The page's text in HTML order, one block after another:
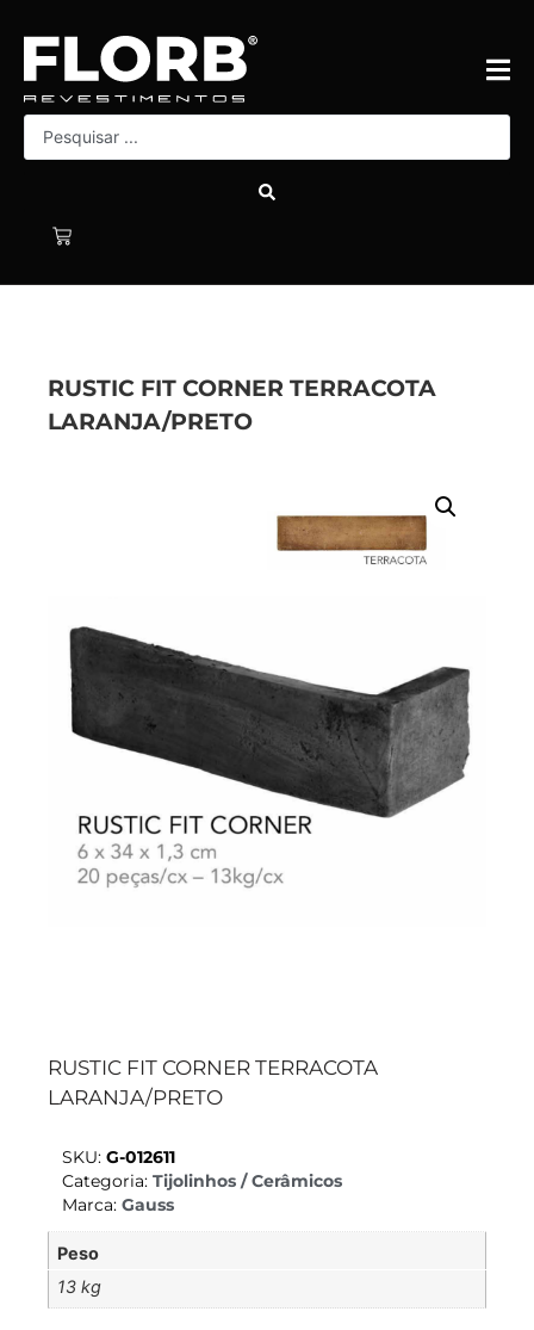
RUSTIC FIT CORNER TERRACOTA
LARANJA/PRETO
RUSTIC FIT CORNER TERRACOTA
LARANJA/PRETO
SKU: G-012611
Categoria: Tijolinhos / Cerâmicos
Marca: Gauss
Peso
13 kg